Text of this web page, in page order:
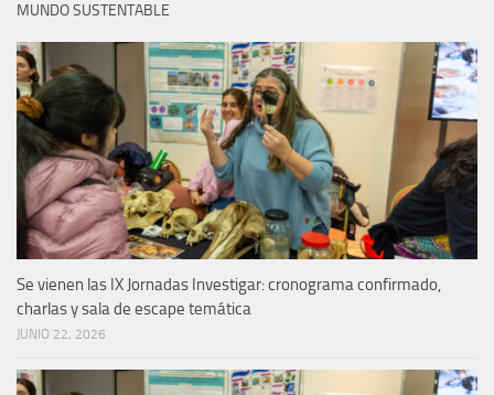
MUNDO SUSTENTABLE
Se vienen las IX Jornadas Investigar: cronograma confirmado,
charlas y sala de escape temática
JUNIO 22, 2026